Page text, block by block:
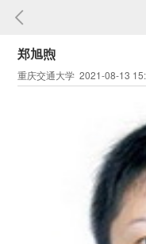
郑旭煦
重庆交通大学 2021-08-13